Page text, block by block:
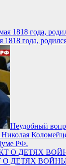
1818 года,
Неудобный
РФ.
О ДЕТЯХ